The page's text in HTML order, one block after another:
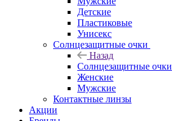
Детские
Пластиковые
Унисекс
Солнцезащитные очки
Назад
Солнцезащитные очки
Женские
Мужские
Контактные линзы
Акции